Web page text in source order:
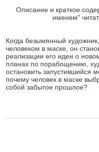
Описание и краткое
именем"
Когда безымянный
человеком в маске, он
реализации его идеи о
планах по порабощению,
остановить запустившийся
почему человек в маске
собой забытое прошлое?